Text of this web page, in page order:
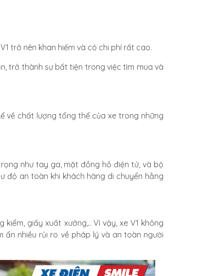
trở nên khan hiếm và có chi phí rất cao.
trở thành sự bất tiện trong việc tìm mua và
về chất lượng tổng thể của xe trong những
như tay ga, mặt đồng hồ điện tử, và bộ
độ an toàn khi khách hàng di chuyển hằng
giấy xuất xưởng,.. Vì vậy, xe V1 không
nhiều rủi ro về pháp lý và an toàn người